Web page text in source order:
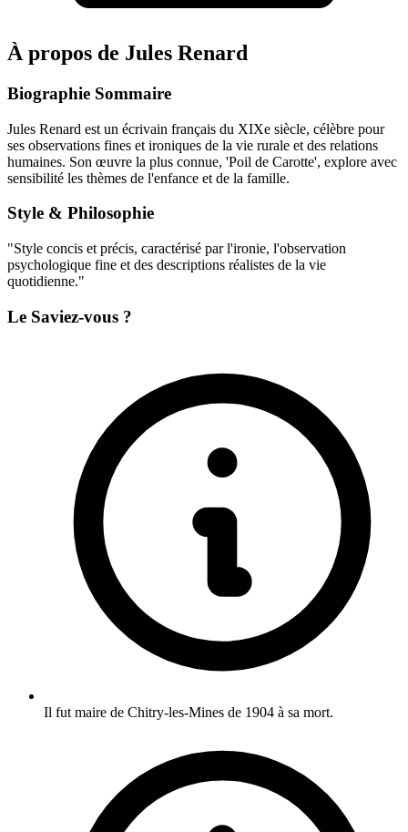
À propos de Jules Renard
Biographie Sommaire
Jules Renard est un écrivain français du XIXe siècle, célèbre pour
ses observations fines et ironiques de la vie rurale et des relations
humaines. Son œuvre la plus connue, 'Poil de Carotte', explore avec
sensibilité les thèmes de l'enfance et de la famille.
Style & Philosophie
"Style concis et précis, caractérisé par l'ironie, l'observation
psychologique fine et des descriptions réalistes de la vie
quotidienne."
Le Saviez-vous ?
Il fut maire de Chitry-les-Mines de 1904 à sa mort.